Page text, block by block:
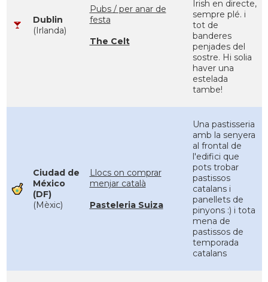
Dublin
(Irlanda)
Pubs / per anar de
festa
The Celt
Irish en directe,
sempre plé. i
tot de
banderes
penjades del
sostre. Hi solia
haver una
estelada
tambe!
Ciudad de
México
(DF)
(Mèxic)
Llocs on comprar
menjar català
Pasteleria Suiza
Una pastisseria
amb la senyera
al frontal de
l'edifici que
pots trobar
pastissos
catalans i
panellets de
pinyons :) i tota
mena de
pastissos de
temporada
catalans